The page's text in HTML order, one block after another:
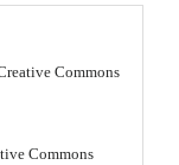
Commons
Commons